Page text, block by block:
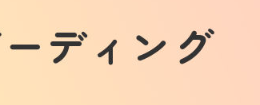
ディング